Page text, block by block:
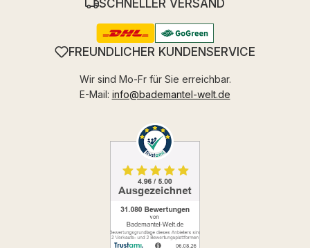
SCHNELLER VERSAND
FREUNDLICHER KUNDENSERVICE
Wir sind Mo-Fr für Sie erreichbar.
E-Mail: info@bademantel-welt.de